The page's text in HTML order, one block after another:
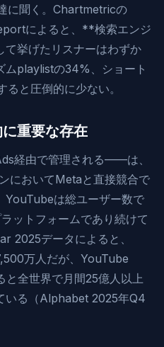
に聞く。Chartmetricの
によると、**検索エンジ
て挙げたリスナーはわずか
playlistの34%、ショート
と圧倒的に少ない。
重要な存在
経由で管理される——は、
においてMetaと直接競合で
YouTubeは総ユーザー数で
ットフォームであり続けて
2025データによると、
万人だが、YouTube
全世界で月間25億人以上
いる（Alphabet 2025年Q4